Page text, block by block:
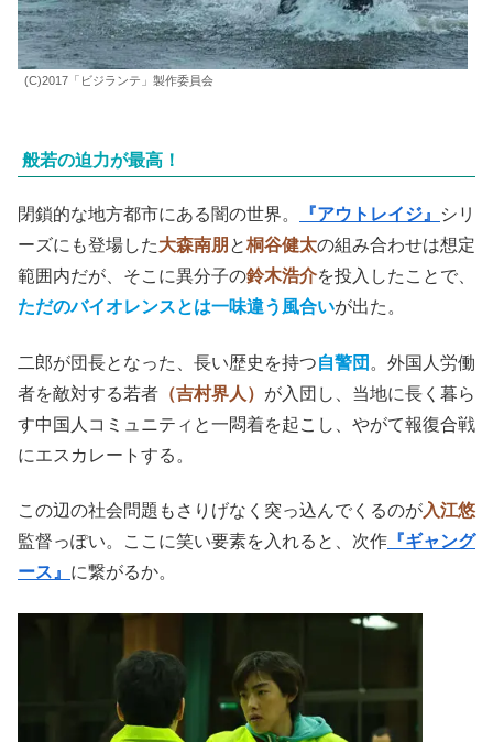
(C)2017「ビジランテ」製作委員会
般若の迫力が最高！
閉鎖的な地方都市にある闇の世界。 『アウトレイジ』
シリ
ーズにも登場した大森南朋 と桐谷健太の組み合わせは想定
範囲内だが、そこに異分子の鈴木浩介を投入したことで、
ただのバイオレンスとは一味違う風合いが出た。
二郎が団長となった、長い歴史を持つ自警団 。外国人労働
者を敵対する若者 （吉村界人） が入団し、当地に長く暮ら
す中国人コミュニティと一悶着を起こし、やがて報復合戦
にエスカレートする。
この辺の社会問題もさりげなく突っ込んでくるのが入江悠
監督っぽい。ここに笑い要素を入れると、次作 『ギャング
ース』 に繋がるか。